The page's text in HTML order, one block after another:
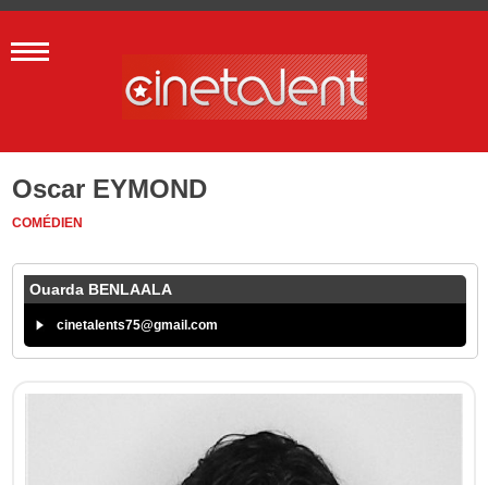
Oscar EYMOND
COMÉDIEN
Ouarda BENLAALA
cinetalents75@gmail.com